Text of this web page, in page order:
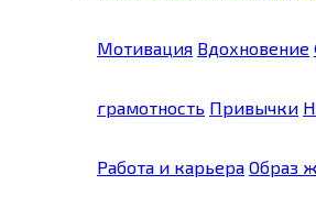
Мотивация Вдохновение
грамотность Привычки
Работа и карьера Образ